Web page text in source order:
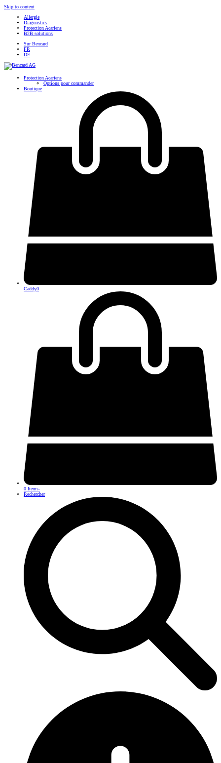
Skip to content
Allergie
Diagnostics
Protection Acariens
B2B solutions
Sur Bencard
FR
DE
Protection Acariens
Options pour commander
Boutique
Caddy0
0 Items-
Rechercher